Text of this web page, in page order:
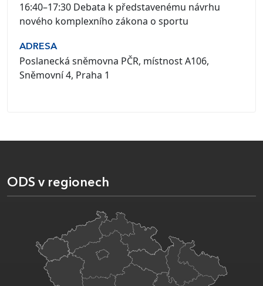
16:40–17:30 Debata k představenému návrhu
nového komplexního zákona o sportu
ADRESA
Poslanecká sněmovna PČR, místnost A106,
Sněmovní 4, Praha 1
ODS v regionech